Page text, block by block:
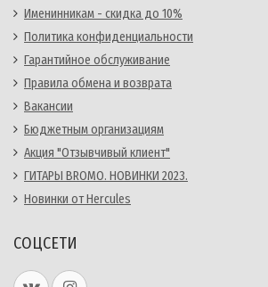
Именинникам - скидка до 10%
Политика конфиденциальности
Гарантийное обслуживание
Правила обмена и возврата
Вакансии
Бюджетным организациям
Акция "Отзывчивый клиент"
ГИТАРЫ BROMO. НОВИНКИ 2023.
Новинки от Hercules
СОЦСЕТИ